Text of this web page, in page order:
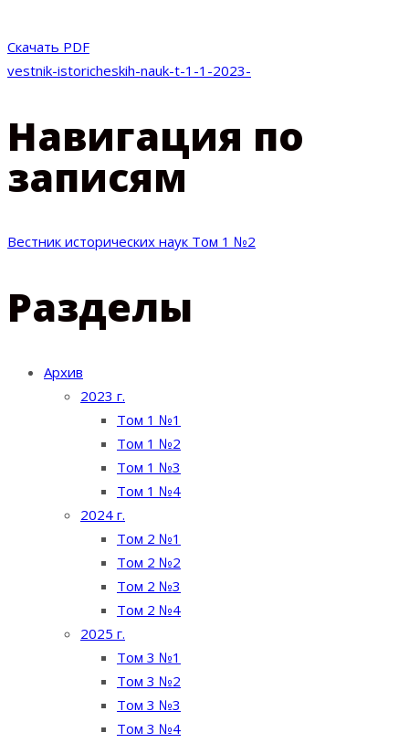
Скачать PDF
vestnik-istoricheskih-nauk-t-1-1-2023-
Навигация по
записям
Вестник исторических наук Том 1 №2
Разделы
Архив
2023 г.
Том 1 №1
Том 1 №2
Том 1 №3
Том 1 №4
2024 г.
Том 2 №1
Том 2 №2
Том 2 №3
Том 2 №4
2025 г.
Том 3 №1
Том 3 №2
Том 3 №3
Том 3 №4